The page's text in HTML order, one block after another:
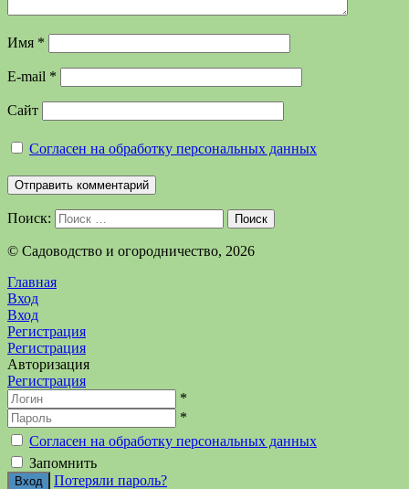
Имя *
E-mail *
Сайт
Согласен на обработку персональных данных
Поиск: Поиск
©️ Садоводство и огородничество, 2026
Главная
Вход
Вход
Регистрация
Регистрация
Авторизация
Регистрация
*
*
Согласен на обработку персональных данных
Запомнить
Потеряли пароль?